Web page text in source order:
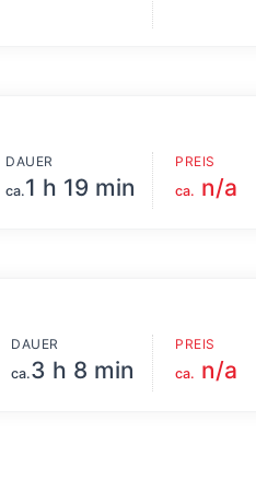
DAUER
ca.1 h 19 min
PREIS
ca. n/a
DAUER
ca.3 h 8 min
PREIS
ca. n/a